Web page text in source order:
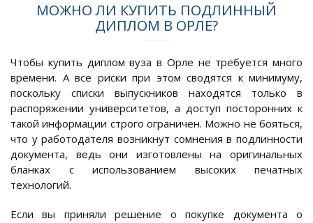
МОЖНО ЛИ КУПИТЬ ПОДЛИННЫЙ
ДИПЛОМ В ОРЛЕ?
Чтобы купить диплом вуза в Орле не требуется много
времени. А все риски при этом сводятся к минимуму,
поскольку списки выпускников находятся только в
распоряжении университетов, а доступ посторонних к
такой информации строго ограничен. Можно не бояться,
что у работодателя возникнут сомнения в подлинности
документа, ведь они изготовлены на оригинальных
бланках с использованием высоких печатных
технологий.
Если вы приняли решение о покупке документа о